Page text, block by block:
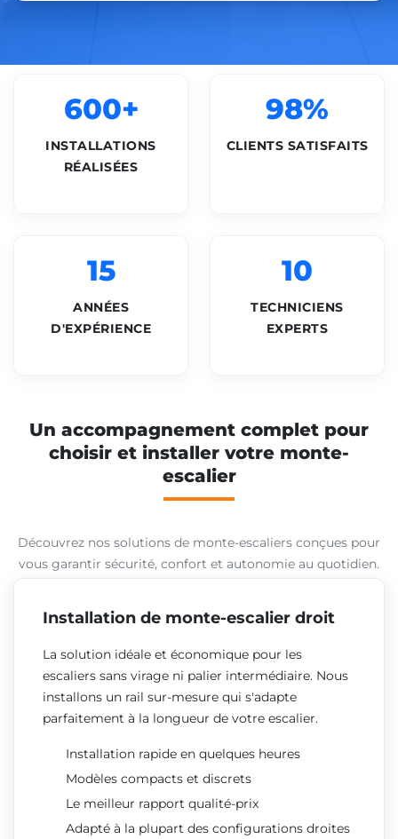
600+
INSTALLATIONS
RÉALISÉES
98%
CLIENTS SATISFAITS
15
ANNÉES
D'EXPÉRIENCE
10
TECHNICIENS
EXPERTS
Un accompagnement complet pour
choisir et installer votre monte-
escalier
Découvrez nos solutions de monte-escaliers conçues pour
vous garantir sécurité, confort et autonomie au quotidien.
Installation de monte-escalier droit
La solution idéale et économique pour les
escaliers sans virage ni palier intermédiaire. Nous
installons un rail sur-mesure qui s'adapte
parfaitement à la longueur de votre escalier.
Installation rapide en quelques heures
Modèles compacts et discrets
Le meilleur rapport qualité-prix
Adapté à la plupart des configurations droites